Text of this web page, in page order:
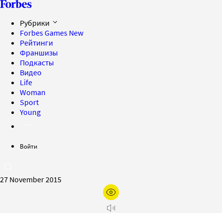
Рубрики
Forbes Games New
Рейтинги
Франшизы
Подкасты
Видео
Life
Woman
Sport
Young
Войти
27 November 2015